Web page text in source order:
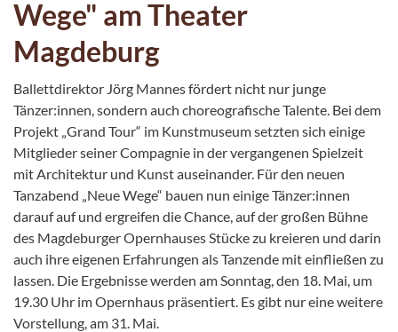
Wege" am Theater
Magdeburg
Ballettdirektor Jörg Mannes fördert nicht nur junge
Tänzer:innen, sondern auch choreografische Talente. Bei dem
Projekt „Grand Tour“ im Kunstmuseum setzten sich einige
Mitglieder seiner Compagnie in der vergangenen Spielzeit
mit Architektur und Kunst auseinander. Für den neuen
Tanzabend „Neue Wege“ bauen nun einige Tänzer:innen
darauf auf und ergreifen die Chance, auf der großen Bühne
des Magdeburger Opernhauses Stücke zu kreieren und darin
auch ihre eigenen Erfahrungen als Tanzende mit einfließen zu
lassen. Die Ergebnisse werden am Sonntag, den 18. Mai, um
19.30 Uhr im Opernhaus präsentiert. Es gibt nur eine weitere
Vorstellung, am 31. Mai.